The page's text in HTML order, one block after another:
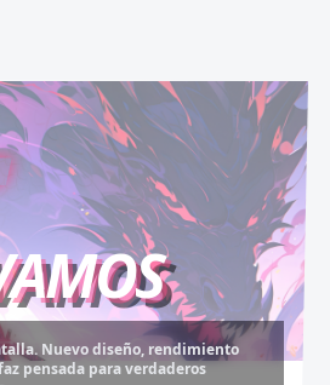
Nuevo diseño, rendimiento
pensada para verdaderos
Recarga tus monedas
Experiencia sin anuncios,